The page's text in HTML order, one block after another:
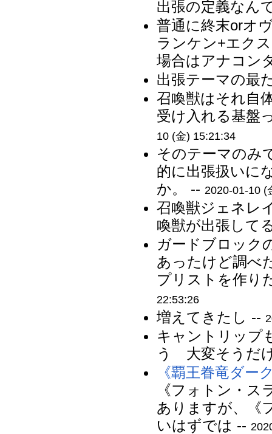
出張の定義なん
普通に終末orオ
ランケン+エク
場合はアナコン
出張テーマの最
召喚獣はそれ自
受け入れる基盤
10 (金) 15:21:34
そのテーマのみ
的に出張扱いに
か。 -- 2020-01-10 (
召喚獣ジェネレ
喚獣が出張して
ガードブロック
あったけど調べ
プリストを作り
22:53:26
増えてきたし --
キャントリップ
う 大変そうだ
《覇王眷竜ダー
《フォトン・ス
ありますが、《
いはずでは --